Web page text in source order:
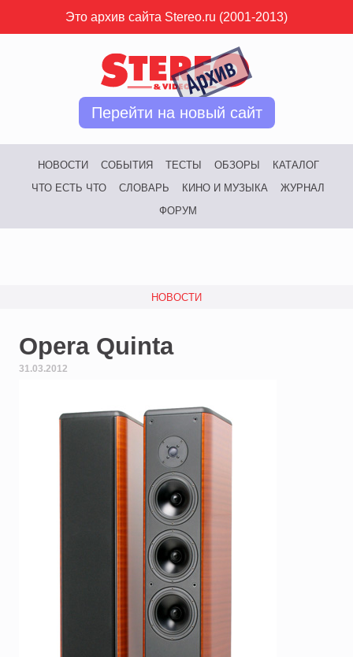
Это архив сайта Stereo.ru (2001-2013)
Перейти на новый сайт
НОВОСТИ СОБЫТИЯ ТЕСТЫ ОБЗОРЫ
КАТАЛОГ
ЧТО ЕСТЬ ЧТО
СЛОВАРЬ КИНО И МУЗЫКА
ЖУРНАЛ
ФОРУМ
НОВОСТИ
Opera Quinta
31.03.2012